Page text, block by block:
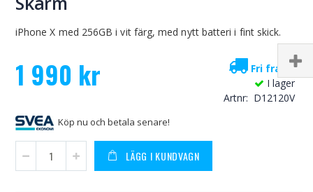
iPhone X med 256GB i vit färg, med nytt batteri i fint skick.
1 990 kr
Fri frakt!
I lager
Artnr
D12120V
Köp nu och betala senare!
LÄGG I KUNDVAGN